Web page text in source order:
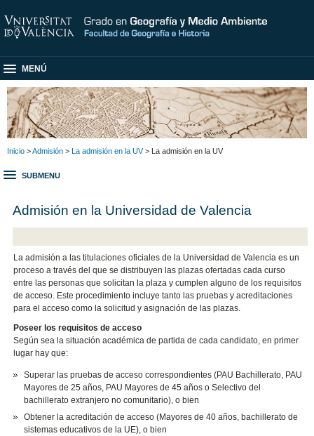
MENÚ
Inicio >Admisión > La admisión en la UV> La admisión en la UV
SUBMENU
Admisión en la Universidad de Valencia
La admisión a las titulaciones oficiales de la Universidad de Valencia es un
proceso a través del que se distribuyen las plazas ofertadas cada curso
entre las personas que solicitan la plaza y cumplen alguno de los requisitos
de acceso. Este procedimiento incluye tanto las pruebas y acreditaciones
para el acceso como la solicitud y asignación de las plazas.
Poseer los requisitos de acceso
Según sea la situación académica de partida de cada candidato, en primer
lugar hay que:
Superar las pruebas de acceso correspondientes (PAU Bachillerato, PAU
Mayores de 25 años, PAU Mayores de 45 años o Selectivo del
bachillerato extranjero no comunitario), o bien
Obtener la acreditación de acceso (Mayores de 40 años, bachillerato de
sistemas educativos de la UE), o bien